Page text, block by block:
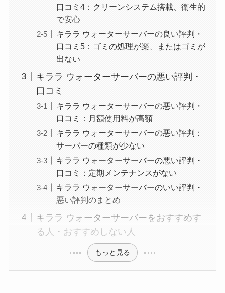
口コミ4：クリーンシステム搭載、衛生的
で安心
キララ ウォーターサーバーの良い評判・
口コミ5：ゴミの処理が楽、またはゴミが
出ない
キララ ウォーターサーバーの悪い評判・
口コミ
キララ ウォーターサーバーの悪い評判・
口コミ：月額使用料が高額
キララ ウォーターサーバーの悪い評判：
サーバーの種類が少ない
キララ ウォーターサーバーの悪い評判・
口コミ：定期メンテナンスがない
キララ ウォーターサーバーのいい評判・
悪い評判のまとめ
キララ ウォーターサーバーをおすすめす
る人・おすすめしない人
もっと見る